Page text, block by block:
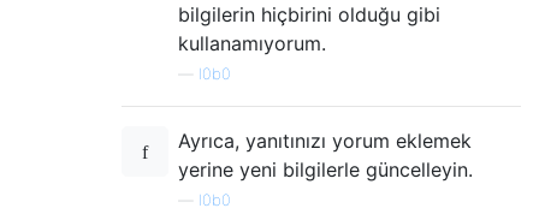
bilgilerin hiçbirini olduğu gibi
kullanamıyorum.
l0b0
Ayrıca, yanıtınızı yorum eklemek
yerine yeni bilgilerle güncelleyin.
l0b0